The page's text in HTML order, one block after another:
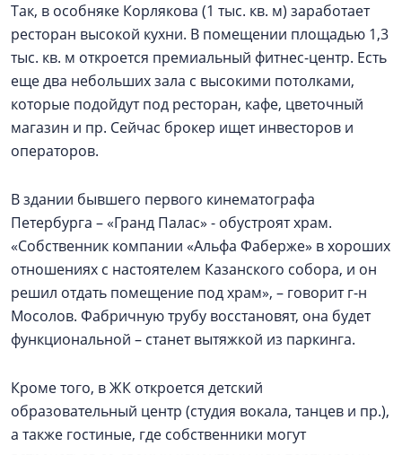
Так, в особняке Корлякова (1 тыс. кв. м) заработает
ресторан высокой кухни. В помещении площадью 1,3
тыс. кв. м откроется премиальный фитнес-центр. Есть
еще два небольших зала с высокими потолками,
которые подойдут под ресторан, кафе, цветочный
магазин и пр. Сейчас брокер ищет инвесторов и
операторов.
В здании бывшего первого кинематографа
Петербурга – «Гранд Палас» - обустроят храм.
«Собственник компании «Альфа Фаберже» в хороших
отношениях с настоятелем Казанского собора, и он
решил отдать помещение под храм», – говорит г-н
Мосолов. Фабричную трубу восстановят, она будет
функциональной – станет вытяжкой из паркинга.
Кроме того, в ЖК откроется детский
образовательный центр (студия вокала, танцев и пр.),
а также гостиные, где собственники могут